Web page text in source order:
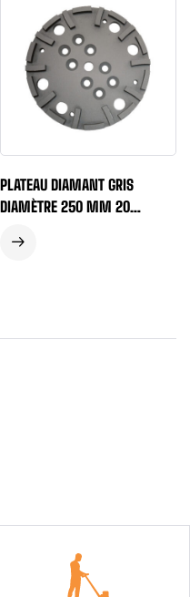
PLATEAU DIAMANT GRIS
DIAMÈTRE 250 MM 20
POLYVALENT